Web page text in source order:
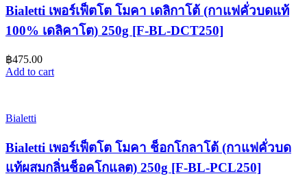
Bialetti เพอร์เฟ็ตโต โมคา เดลิกาโต้ (กาแฟคั่วบดแท้
100% เดลิคาโต) 250g [F-BL-DCT250]
฿475.00
Add to cart
Bialetti
Bialetti เพอร์เฟ็ตโต โมคา ช็อกโกลาโต้ (กาแฟคั่วบด
แท้ผสมกลิ่นช็อคโกแลต) 250g [F-BL-PCL250]